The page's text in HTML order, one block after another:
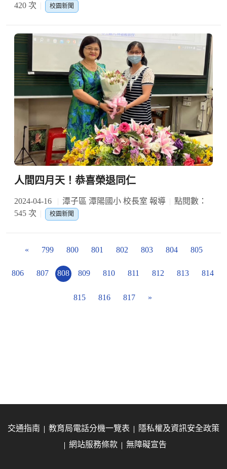
420 次
校園新聞
人間四月天！恭喜榮退同仁
2024-04-16 潭子區 潭陽國小 校長室 報導
點閱數：
545 次
校園新聞
« 799 800 801 802 803 804 805
806 807 808 809 810 811 812 813 814
815 816 817 »
交通指南 教育局電話分機一覽表
隱私權及資訊安全政策
網站服務條款
無障礙宣告